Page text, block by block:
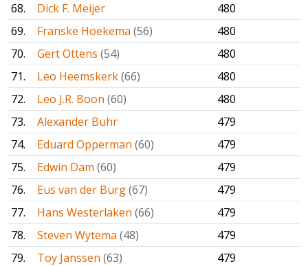
68.
Dick F. Meijer
480
69.
Franske Hoekema (56)
480
70.
Gert Ottens (54)
480
71.
Leo Heemskerk(66)
480
72.
Leo J.R. Boon (60)
480
73.
Alexander Buhr
479
74.
Eduard Opperman (60)
479
75.
Edwin Dam (60)
479
76.
Eus van der Burg(67)
479
77.
Hans Westerlaken (66)
479
78.
Steven Wytema (48)
479
79.
Toy Janssen (63) 479